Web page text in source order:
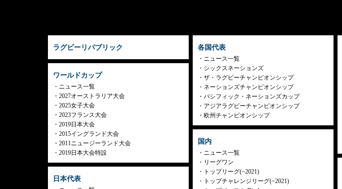
ラグビーリパブリック
ワールドカップ
ニュース一覧
2027オーストラリア大会
2025女子大会
2023フランス大会
2019日本大会
2015イングランド大会
2011ニュージーランド大会
2019日本大会特設
日本代表
各国代表
ニュース一覧
シックスネーションズ
ザ・ラグビーチャンピオンシップ
ネーションズチャンピオンシップ
パシフィック・ネーションズカップ
アジアラグビーチャンピオンシップ
欧州チャンピオンシップ
国内
ニュース一覧
リーグワン
トップリーグ(~2021)
トップチャレンジリーグ(~2021)